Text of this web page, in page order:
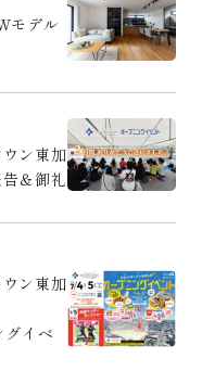
モデル
ン東加
＆御礼
ン東加
イベ